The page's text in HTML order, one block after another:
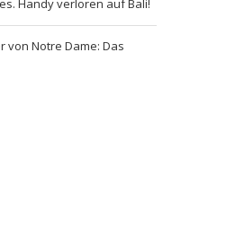
Handy verloren auf Bali!
von Notre Dame: Das